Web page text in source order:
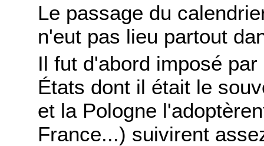
Le passage du
n'eut pas lieu partout
Il fut d'abord imposé
États dont il était le
et la Pologne
France...) suivirent